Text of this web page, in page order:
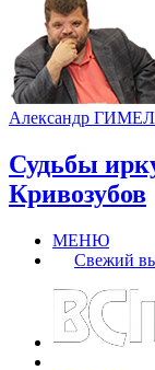
Александр
Судьбы
Кривозубов
МЕНЮ
Свежий